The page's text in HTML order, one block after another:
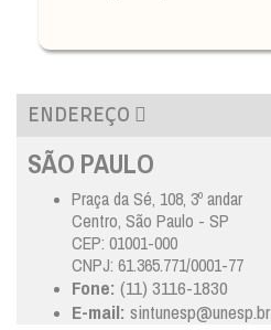
ENDEREÇO
SÃO PAULO
Praça da Sé, 108, 3º andar
Centro, São Paulo - SP
CEP: 01001-000
CNPJ: 61.365.771/0001-77
Fone: (11) 3116-1830
E-mail: sintunesp@unesp.br